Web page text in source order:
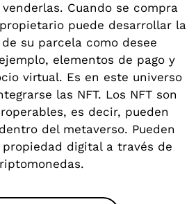
Cuando se compra
puede desarrollar la
su parcela como desee
elementos de pago y
virtual. Es en este universo
las NFT. Los NFT son
es decir, pueden
del metaverso. Pueden
digital a través de